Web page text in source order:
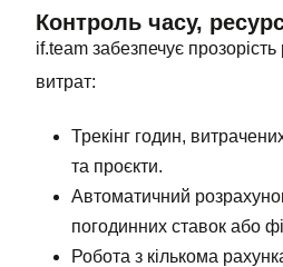
Контроль часу,
if.team забезпечує
витрат:
Трекінг годин,
та проєкти.
Автоматичний
погодинних ставок або
Робота з кількома